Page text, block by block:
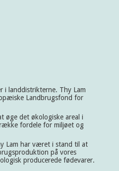
i landdistrikterne. Thy Lam
Landbrugsfond for
øge det økologiske areal i
fordele for miljøet og
Lam har været i stand til at
på vores
producerede fødevarer.